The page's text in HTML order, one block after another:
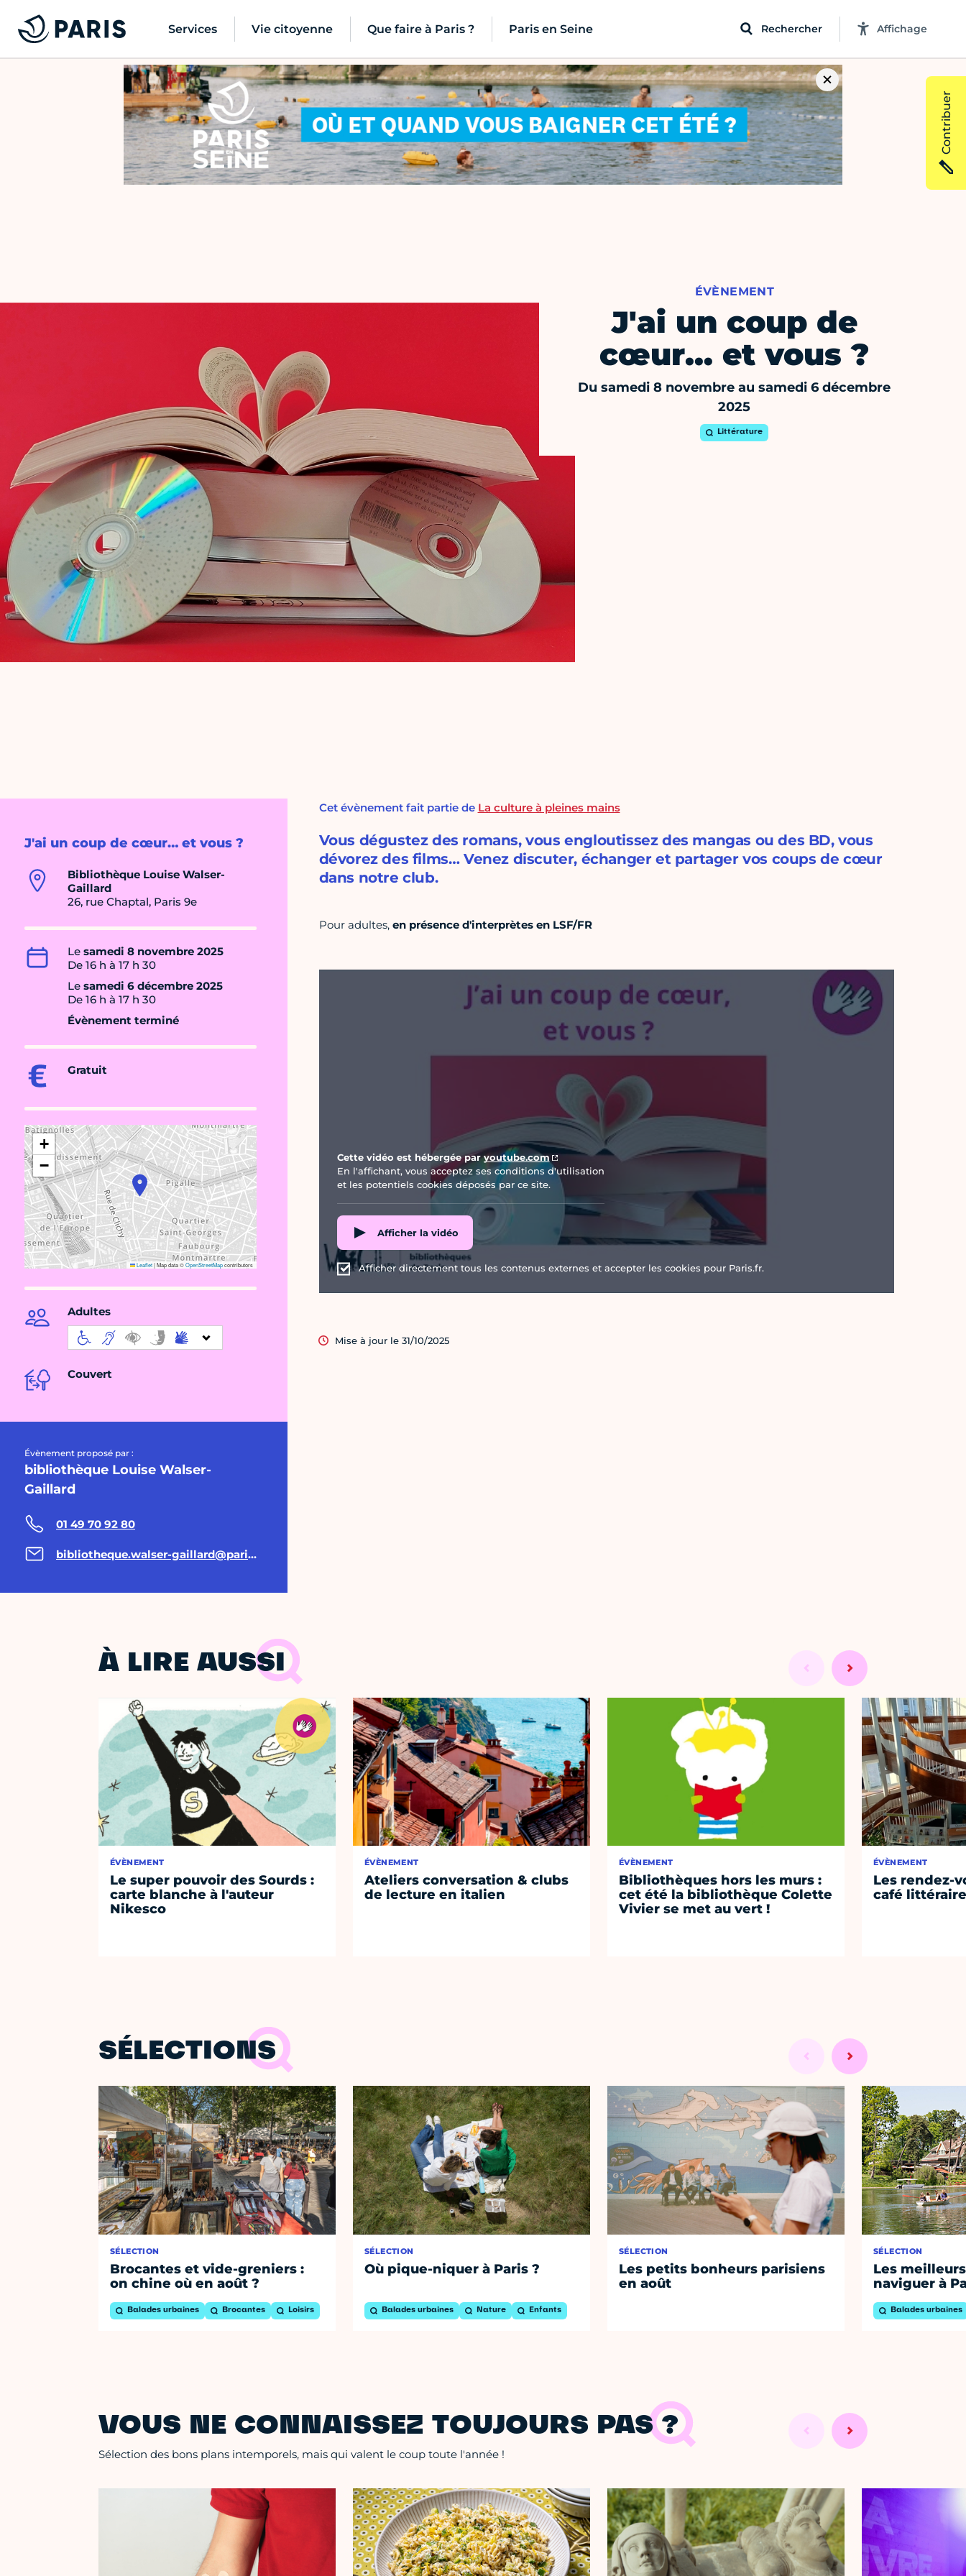
Services Vie citoyenne Que faire à Paris ? Paris en Seine Rechercher Affichage
ÉVÈNEMENT
J'ai un coup de
cœur… et vous ?
Du samedi 8 novembre au samedi 6 décembre
2025
Littérature
J'ai un coup de cœur… et vous ?
Bibliothèque Louise Walser-
Gaillard
26, rue Chaptal, Paris 9e
Le samedi 8 novembre 2025
De 16 h à 17 h 30
Le samedi 6 décembre 2025
De 16 h à 17 h 30
Évènement terminé
Gratuit
+
−
Leaflet|Map data ©OpenStreetMapcontributors
Adultes
Couvert
Évènement proposé par :
bibliothèque Louise Walser-
Gaillard
01 49 70 92 80
bibliotheque.walser-gaillard@paris.fr
Cet évènement fait partie de La culture à pleines mains
Vous dégustez des romans, vous engloutissez des mangas ou des BD, vous
dévorez des films… Venez discuter, échanger et partager vos coups de cœur
dans notre club.
Pour adultes,en présence d'interprètes en LSF/FR
Cette vidéo est hébergée paryoutube.com
En l'affichant, vous acceptez ses conditions d'utilisation
et les potentiels cookies déposés par ce site.
Afficher la vidéo
Afficher directement tous les contenus externes et accepter les cookies pour Paris.fr.
Mise à jour le 31/10/2025
À LIRE AUSSI
ÉVÈNEMENT
Le super pouvoir des Sourds :
carte blanche à l'auteur
Nikesco
ÉVÈNEMENT
Ateliers conversation & clubs
de lecture en italien
ÉVÈNEMENT
Bibliothèques hors les murs :
cet été la bibliothèque Colette
Vivier se met au vert !
ÉVÈNEMENT
Les rendez-
café
SÉLECTIONS
SÉLECTION
Brocantes et vide-greniers :
on chine où en août ?
Balades urbaines Brocantes Loisirs
SÉLECTION
Où pique-niquer à Paris ?
Balades urbaines Nature Enfants
SÉLECTION
Les petits bonheurs parisiens
en août
SÉLECTION
Les
naviguer à
Balades urbaines
VOUS NE CONNAISSEZ TOUJOURS PAS ?
Sélection des bons plans intemporels, mais qui valent le coup toute l'année !
Contribuer